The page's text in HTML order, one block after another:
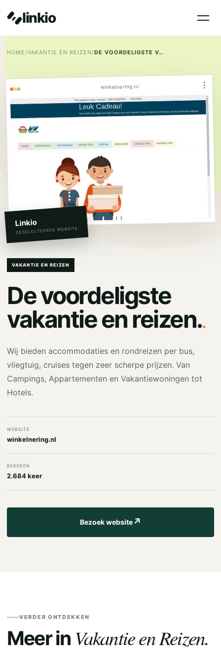
linkio
HOME/VAKANTIE EN REIZEN/ DE VOORDELIGSTE VAKANTIE EN REIZEN.
winkelnering.nl ⋮
Linkio
GESELECTEERDE WEBSITE
VAKANTIE EN REIZEN
De voordeligste
vakantie en reizen..
Wij bieden accommodaties en rondreizen per bus,
vliegtuig, cruises tegen zeer scherpe prijzen. Van
Campings, Appartementen en Vakantiewoningen tot
Hotels.
WEBSITE
winkelnering.nl
BEKEKEN
2.684 keer
Bezoek website↗
VERDER ONTDEKKEN
Meer in Vakantie en Reizen.